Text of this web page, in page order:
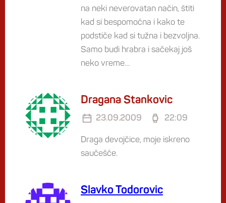
na neki neverovatan način, štiti
kad si bespomoćna i kako te
podstiče kad si tužna i bezvoljna.
Samo budi hrabra i sačekaj još
neko vreme…
Dragana Stankovic
23.09.2009 22:09
Draga devojčice, moje iskreno
saučešće.
Slavko Todorovic